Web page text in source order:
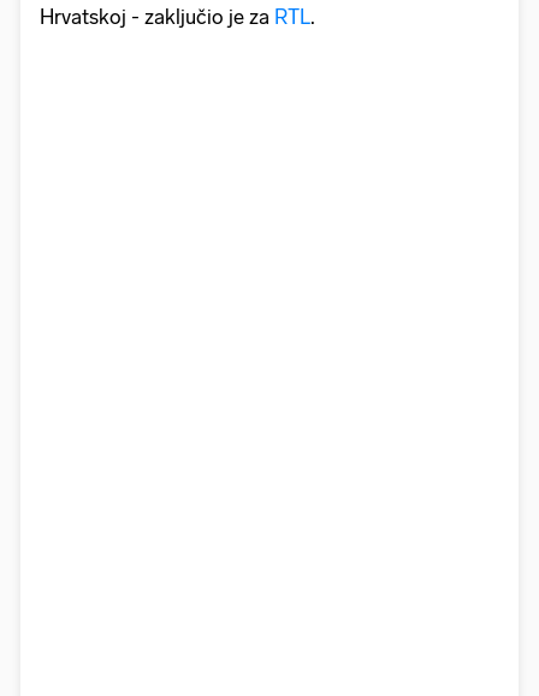
Hrvatskoj - zaključio je za RTL.